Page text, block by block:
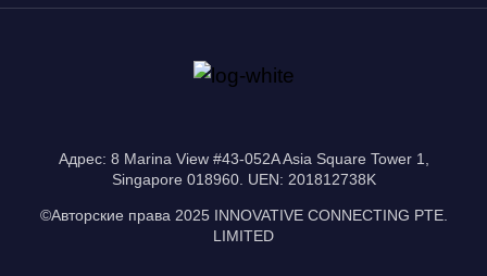
Адрес: 8 Marina View #43-052A Asia Square Tower 1,
Singapore 018960. UEN: 201812738K
©Авторские права 2025 INNOVATIVE CONNECTING PTE.
LIMITED